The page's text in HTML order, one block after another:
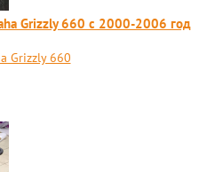
Grizzly 660 c 2000-2006 год
Grizzly 660